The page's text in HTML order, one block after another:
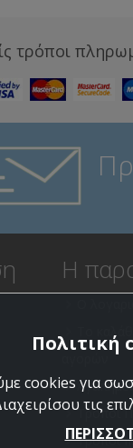
τρόποι
Η
Το
Τρόποι
Τρόποι
Πολιτική
cookies για
τις